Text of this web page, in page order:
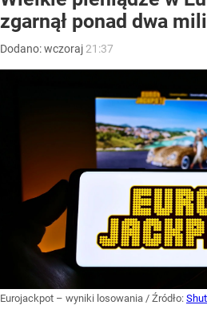
zgarnął ponad dwa
Dodano:wczoraj 21:37
Eurojackpot – wyniki losowania / Źródło: